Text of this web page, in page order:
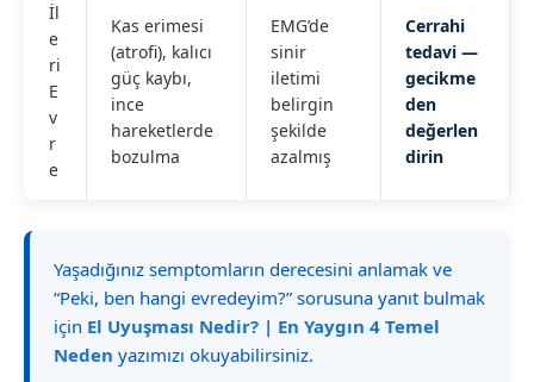
İl
e
ri
E
v
r
e
Kas erimesi
(atrofi), kalıcı
güç kaybı,
ince
hareketlerde
bozulma
EMG’de
sinir
iletimi
belirgin
şekilde
azalmış
Cerrahi
tedavi —
gecikme
den
değerlen
dirin
Yaşadığınız semptomların derecesini anlamak ve
“Peki, ben hangi evredeyim?” sorusuna yanıt bulmak
için El Uyuşması Nedir? | En Yaygın 4 Temel
Neden yazımızı okuyabilirsiniz.